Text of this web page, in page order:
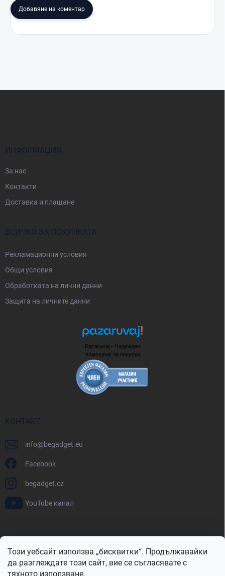
Този уебсайт използва „бисквитки“. Продължавайки
да разглеждате този сайт, вие се съгласявате с
тяхното използване.
Добавяне на коментар
ИНФОРМАЦИЯ
За нас
Контакти
Доставка и плащане
ВСИЧКО ЗА ПОКУПКАТА
Рекламационни условия
Общи условия
Oбработката на лични данни
Защита на личните данни
Pazaruvaj - Надежден
помощник за покупки
КОНТАКТ
info@begadget.eu
Facebook
begadget.cz
YouTube канал
BeGadget.ro
BeGadget.pl BeGadget.hr BeGadget.si